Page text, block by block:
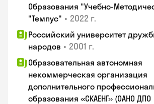
Образования "Учебно-
"Темпус" • 2022 г.
Российский университет
народов • 2001 г.
Образовательная автономная
некоммерческая организация
дополнительного
образования «СКАЕНГ» (ОАНО ДПО